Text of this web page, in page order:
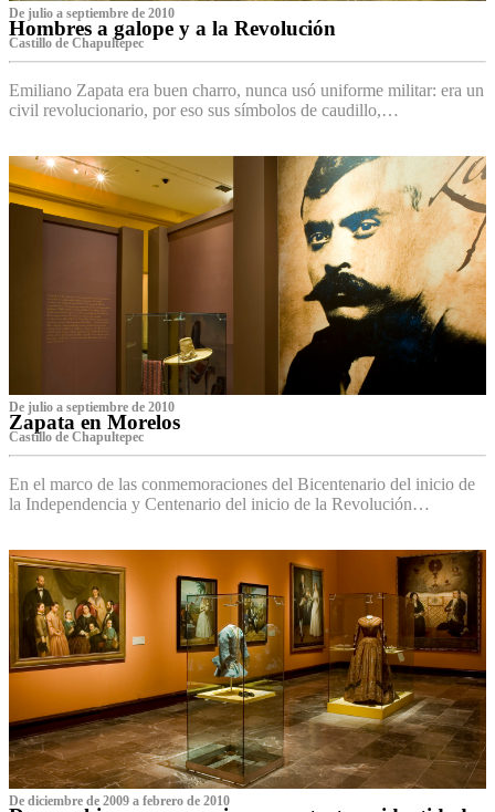
De julio a septiembre de 2010
Hombres a galope y a la Revolución
Castillo de Chapultepec
Emiliano Zapata era buen charro, nunca usó uniforme militar: era un
civil revolucionario, por eso sus símbolos de caudillo,…
De julio a septiembre de 2010
Zapata en Morelos
Castillo de Chapultepec
En el marco de las conmemoraciones del Bicentenario del inicio de
la Independencia y Centenario del inicio de la Revolución…
De diciembre de 2009 a febrero de 2010